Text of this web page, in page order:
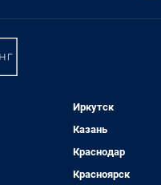
Иркутск
Казань
Краснодар
Красноярск